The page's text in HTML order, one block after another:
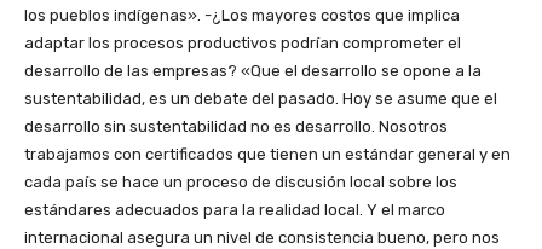
los pueblos indígenas». -¿Los mayores costos que implica
adaptar los procesos productivos podrían comprometer el
desarrollo de las empresas? «Que el desarrollo se opone a la
sustentabilidad, es un debate del pasado. Hoy se asume que el
desarrollo sin sustentabilidad no es desarrollo. Nosotros
trabajamos con certificados que tienen un estándar general y en
cada país se hace un proceso de discusión local sobre los
estándares adecuados para la realidad local. Y el marco
internacional asegura un nivel de consistencia bueno, pero nos